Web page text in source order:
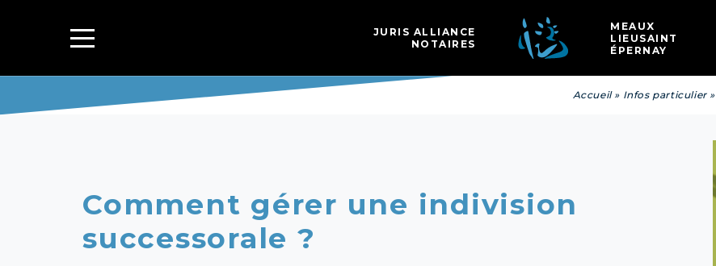
JURIS ALLIANCE
NOTAIRES
MEAUX
LIEUSAINT
ÉPERNAY
Accueil» Infos particulier»
Comment gérer une indivision
successorale ?